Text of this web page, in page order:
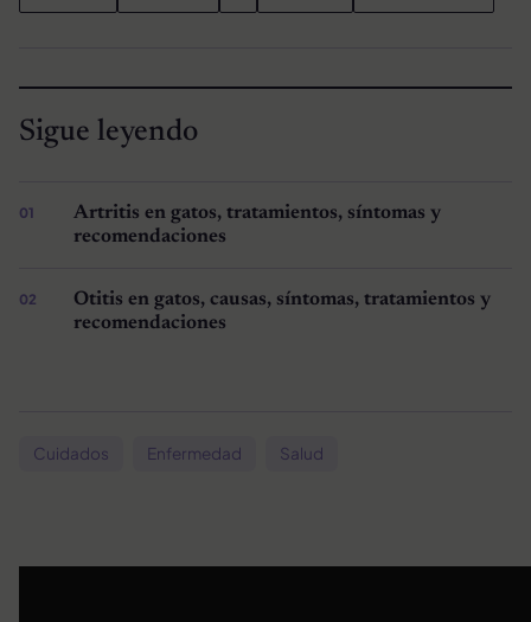
Sigue leyendo
Artritis en gatos, tratamientos, síntomas y
recomendaciones
Otitis en gatos, causas, síntomas, tratamientos y
recomendaciones
Cuidados Enfermedad Salud